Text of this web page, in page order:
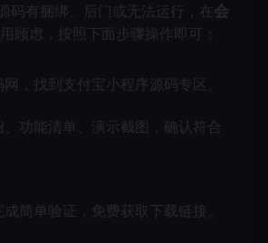
码有捆绑、后门或无法运行，在会
顾虑，按照下面步骤操作即可：
，找到支付宝小程序源码专区。
、功能清单、演示截图，确认符合
简单验证，免费获取下载链接。